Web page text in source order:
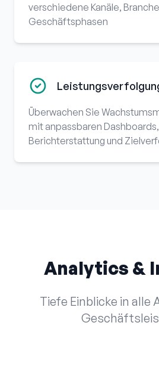
verschiedene Kanäle,
Geschäftsphasen
Überwachen Sie
mit anpassbaren
Berichterstattung und
Analytics &
Tiefe Einblicke in alle